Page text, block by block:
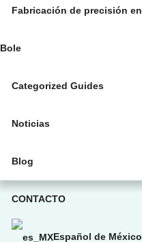
Fabricación de precisión en
Bole
Categorized Guides
Noticias
Blog
CONTACTO
Español de México